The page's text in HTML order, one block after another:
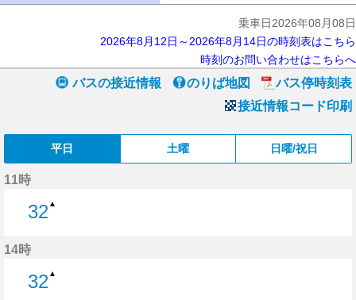
乗車日2026年08月08日
2026年8月12日～2026年8月14日の時刻表はこちら
時刻のお問い合わせはこちらへ
バスの接近情報 のりば地図
バス停時刻表
接近情報コード印刷
平日 土曜 日曜/祝日
11時
32▲
14時
32▲